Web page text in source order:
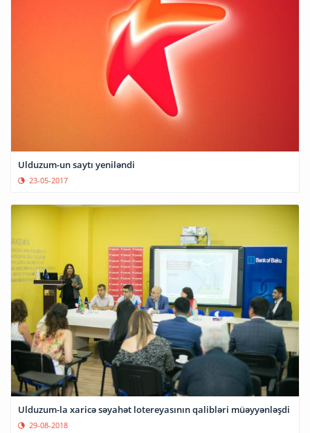
Ulduzum-un saytı yeniləndi
23-05-2017
Ulduzum-la xaricə səyahət lotereyasının qalibləri müəyyənləşdi
29-08-2018